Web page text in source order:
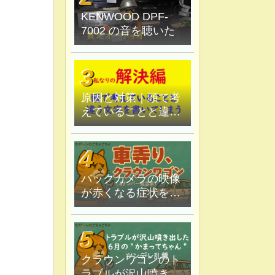
KENWOOD DPF-
7002 の音を聴いた
原因と対策｜頭で考
えていることと違う
文字を書いてしま
う。
バックカメラの映像
が赤くなる症状を原
因追究＆解決
クラウンワゴンのト